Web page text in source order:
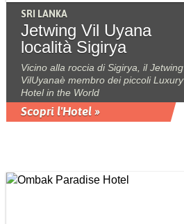
SRI LANKA
Jetwing Vil Uyana
località Sigirya
Vicino alla roccia di Sigirya, il Jetwing
VilUyanaè membro dei piccoli Luxury
Hotel in the World
Scopri l'Hotel »